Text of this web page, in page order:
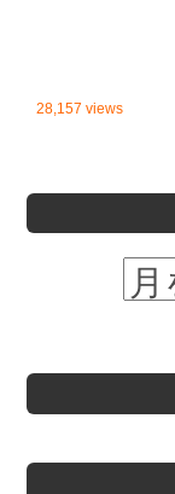
28,157 views